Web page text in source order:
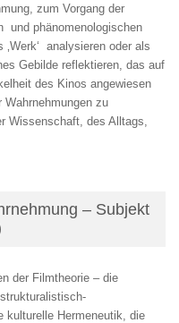
zum Vorgang der
und phänomenologischen
analysieren oder als
Gebilde reflektieren, das auf
des Kinos angewiesen
zu
Wissenschaft, des Alltags,
– Subjekt
der Filmtheorie – die
kulturelle Hermeneutik, die